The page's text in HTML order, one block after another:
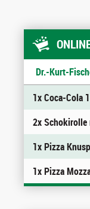
Dr.-Kurt-
1x Coca-Cola
2x
1x Pizza
1x Pizza